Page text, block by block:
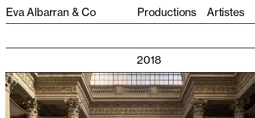
Eva Albarran & Co Productions Artistes
2018